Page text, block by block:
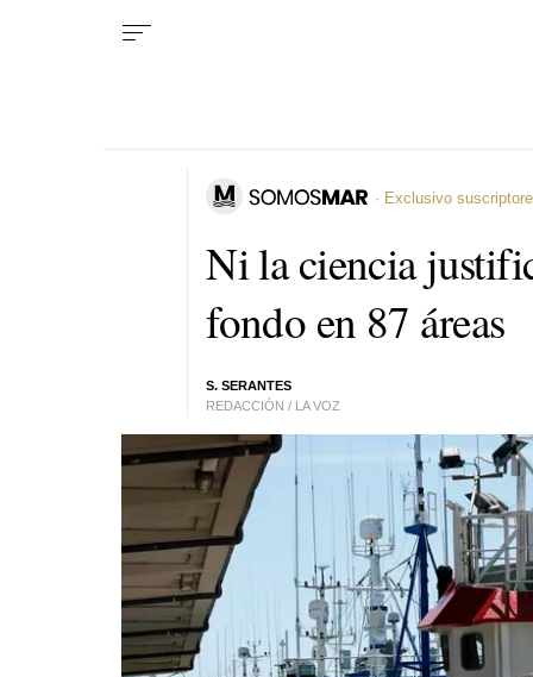
Ni la ciencia
fondo en 87 áreas
S. SERANTES
REDACCIÓN / LA VOZ
· Exclusivo